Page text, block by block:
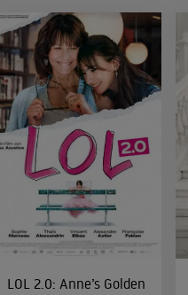
LOL 2.0: Anne’s Golden